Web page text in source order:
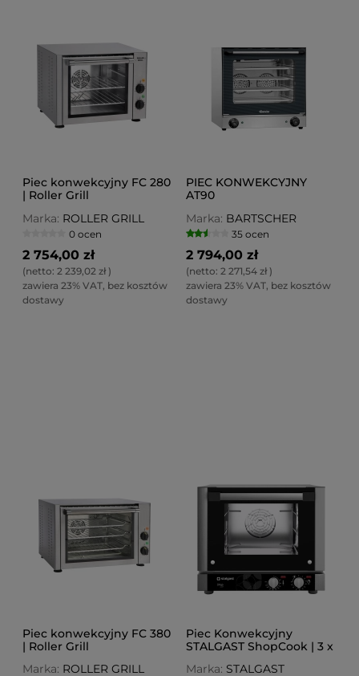
Piec konwekcyjny FC 280
| Roller Grill
Marka: ROLLER GRILL
0 ocen
2 754,00 zł
(netto: 2 239,02 zł)
zawiera 23% VAT, bez kosztów
dostawy
PIEC KONWEKCYJNY
AT90
Marka: BARTSCHER
35 ocen
2 794,00 zł
(netto: 2 271,54 zł)
zawiera 23% VAT, bez kosztów
dostawy
Piec konwekcyjny FC 380
| Roller Grill
Marka: ROLLER GRILL
Piec Konwekcyjny
STALGAST ShopCook | 3 x
Marka: STALGAST